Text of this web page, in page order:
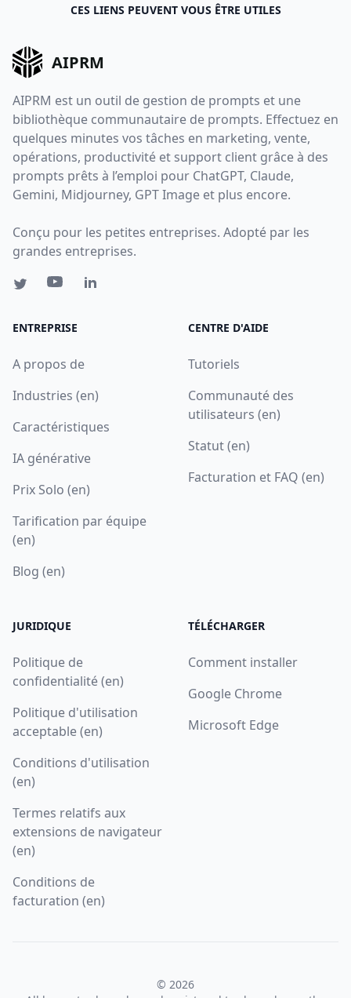
CES LIENS PEUVENT VOUS ÊTRE UTILES
AIPRM
AIPRM est un outil de gestion de prompts et une
bibliothèque communautaire de prompts. Effectuez en
quelques minutes vos tâches en marketing, vente,
opérations, productivité et support client grâce à des
prompts prêts à l’emploi pour ChatGPT, Claude,
Gemini, Midjourney, GPT Image et plus encore.
Conçu pour les petites entreprises. Adopté par les
grandes entreprises.
ENTREPRISE
A propos de
Industries (en)
Caractéristiques
IA générative
Prix Solo (en)
Tarification par équipe
(en)
Blog (en)
CENTRE D'AIDE
Tutoriels
Communauté des
utilisateurs (en)
Statut (en)
Facturation et FAQ (en)
JURIDIQUE
Politique de
confidentialité (en)
Politique d'utilisation
acceptable (en)
Conditions d'utilisation
(en)
Termes relatifs aux
extensions de navigateur
(en)
Conditions de
facturation (en)
TÉLÉCHARGER
Comment installer
Google Chrome
Microsoft Edge
© 2026